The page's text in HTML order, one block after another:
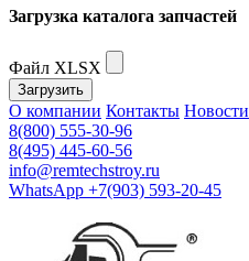
Загрузка каталога запчастей
Файл XLSX
Загрузить
О компании Контакты Новости
8(800) 555-30-96
8(495) 445-60-56
info@remtechstroy.ru
WhatsApp +7(903) 593-20-45